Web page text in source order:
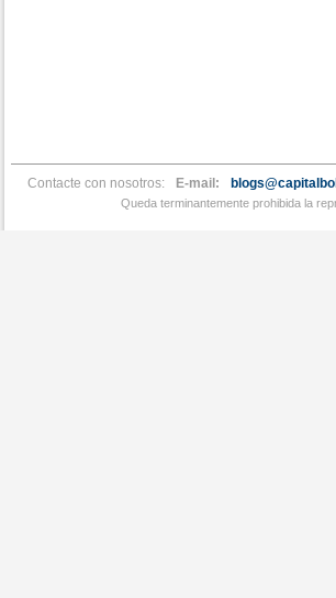
Contacte con nosotros: E-mail:
Queda terminantemente prohibida la